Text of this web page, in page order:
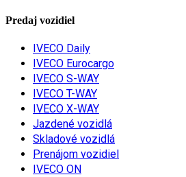
Predaj vozidiel
IVECO Daily
IVECO Eurocargo
IVECO S-WAY
IVECO T-WAY
IVECO X-WAY
Jazdené vozidlá
Skladové vozidlá
Prenájom vozidiel
IVECO ON